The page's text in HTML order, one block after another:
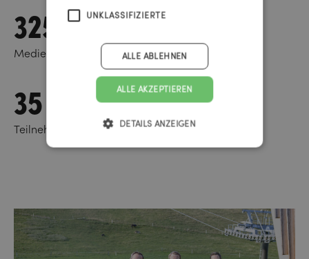
325.000 €
Medienwert
35
Teilnehmer*innen
UNKLASSIFIZIERTE
ALLE AKZEPTIEREN
ALLE ABLEHNEN
DETAILS ANZEIGEN